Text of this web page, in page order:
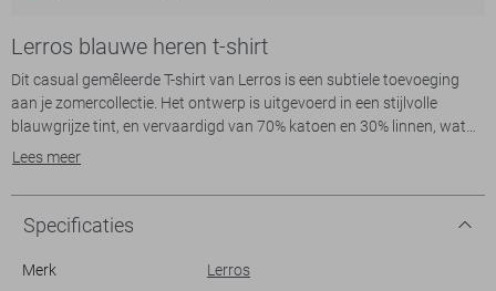
Lerros blauwe heren t-shirt
Dit casual gemêleerde T-shirt van Lerros is een subtiele toevoeging
aan je zomercollectie. Het ontwerp is uitgevoerd in een stijlvolle
blauwgrijze tint, en vervaardigd van 70% katoen en 30% linnen, wat
zorgt voor een ademend en comfortabel gevoel. De V-hals draagt bij
ervoor zorgen dat je tijdens warme dagen lekker koel blijft. Met zijn
regular fit biedt dit T-shirt een comfortabele en tijdloze pasvorm die
goed staat bij elke lichaamsbouw.
Lees meer
Specificaties
Merk
Lerros